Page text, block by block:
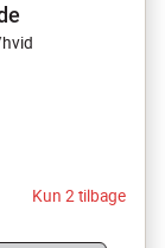
Kun 2 tilbage